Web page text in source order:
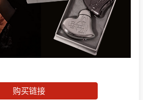
购买链接